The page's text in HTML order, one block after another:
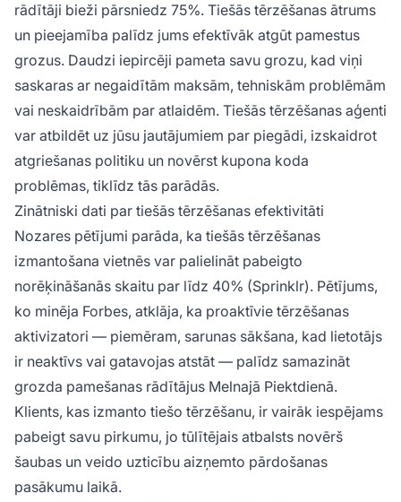
rādītāji bieži pārsniedz 75%. Tiešās tērzēšanas ātrums
un pieejamība palīdz jums efektīvāk atgūt pamestus
grozus. Daudzi iepircēji pameta savu grozu, kad viņi
saskaras ar negaidītām maksām, tehniskām problēmām
vai neskaidrībām par atlaidēm. Tiešās tērzēšanas aģenti
var atbildēt uz jūsu jautājumiem par piegādi, izskaidrot
atgriešanas politiku un novērst kupona koda
problēmas, tiklīdz tās parādās.
Zinātniski dati par tiešās tērzēšanas efektivitāti
Nozares pētījumi parāda, ka tiešās tērzēšanas
izmantošana vietnēs var palielināt pabeigto
norēķināšanās skaitu par līdz 40% (Sprinklr). Pētījums,
ko minēja Forbes, atklāja, ka proaktīvie tērzēšanas
aktivizatori — piemēram, sarunas sākšana, kad lietotājs
ir neaktīvs vai gatavojas atstāt — palīdz samazināt
grozda pamešanas rādītājus Melnajā Piektdienā.
Klients, kas izmanto tiešo tērzēšanu, ir vairāk iespējams
pabeigt savu pirkumu, jo tūlītējais atbalsts novērš
šaubas un veido uzticību aizņemto pārdošanas
pasākumu laikā.